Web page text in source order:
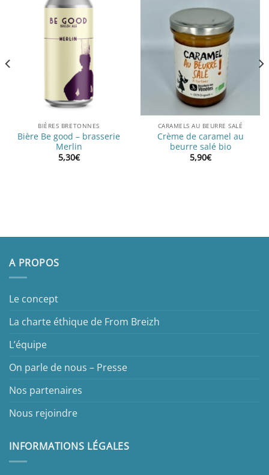
BIÈRES BRETONNES
Bière Be good – brasserie
Merlin
5,30€
CARAMELS AU BEURRE SALÉ
Crème de caramel au
beurre salé bio
5,90€
A PROPOS
Le concept
La charte éthique de From Breizh
L’équipe
On parle de nous – Presse
Nos partenaires
Nous rejoindre
INFORMATIONS LÉGALES